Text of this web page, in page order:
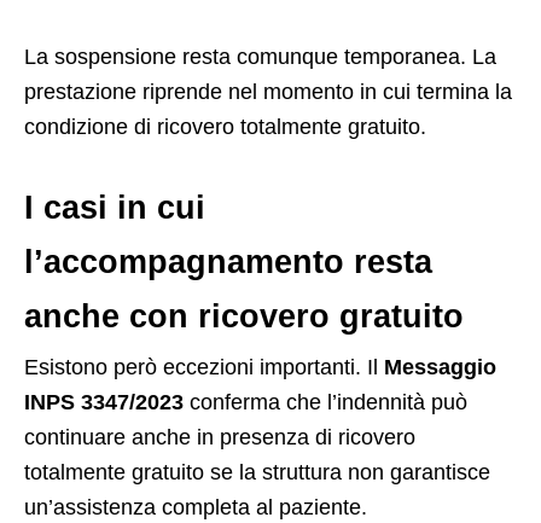
La sospensione resta comunque temporanea. La
prestazione riprende nel momento in cui termina la
condizione di ricovero totalmente gratuito.
I casi in cui
l’accompagnamento resta
anche con ricovero gratuito
Esistono però eccezioni importanti. Il Messaggio
INPS 3347/2023 conferma che l’indennità può
continuare anche in presenza di ricovero
totalmente gratuito se la struttura non garantisce
un’assistenza completa al paziente.